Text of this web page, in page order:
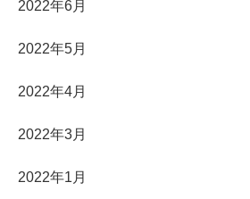
2022年6月
2022年5月
2022年4月
2022年3月
2022年1月